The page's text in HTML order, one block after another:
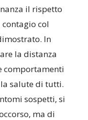
il rispetto
col
In
la distanza
comportamenti
salute di tutti.
sospetti, si
ma di